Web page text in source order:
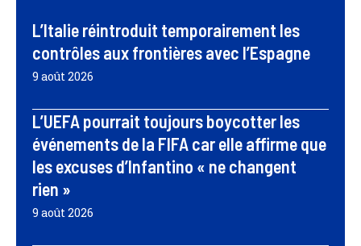
L’Italie réintroduit temporairement les
contrôles aux frontières avec l’Espagne
9 août 2026
L’UEFA pourrait toujours boycotter les
événements de la FIFA car elle affirme que
les excuses d’Infantino « ne changent
rien »
9 août 2026